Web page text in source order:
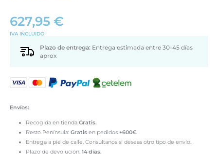
627,95 €
IVA INCLUIDO
Plazo de entrega: Entrega estimada entre 30-45 días
aprox
Envíos:
Recogida en tiendaGratis.
Resto Península: Gratisen pedidos +600€
Entrega a pie de calle. Consultanos si deseas otro tipo de envío.
Plazo de devolución: 14 días.